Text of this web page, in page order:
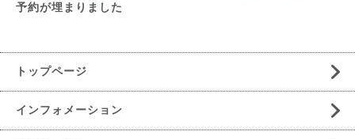
予約が埋まりました
トップページ
インフォメーション